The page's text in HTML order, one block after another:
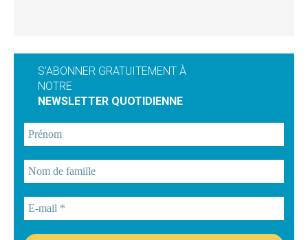
S'ABONNER GRATUITEMENT À
NOTRE
NEWSLETTER QUOTIDIENNE